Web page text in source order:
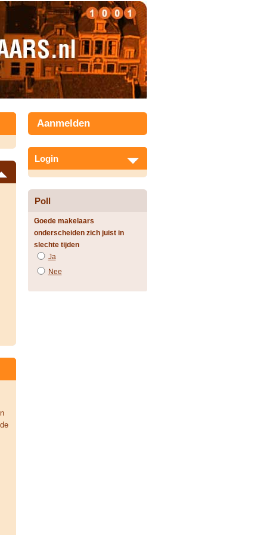
Aanmelden
Login
Poll
Goede makelaars
onderscheiden zich juist in
slechte tijden
Ja
Nee